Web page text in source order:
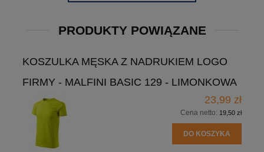
PRODUKTY POWIĄZANE
KOSZULKA MĘSKA Z NADRUKIEM LOGO
FIRMY - MALFINI BASIC 129 - LIMONKOWA
23,99 zł
Cena netto: 19,50 zł
DO KOSZYKA